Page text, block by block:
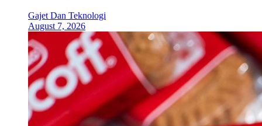
Gajet Dan Teknologi
August 7, 2026